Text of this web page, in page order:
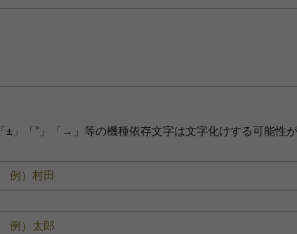
「±」「°」「→」等の機種依存文字は文字化けする可能性